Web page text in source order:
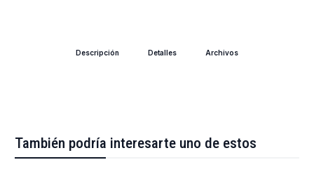
Descripción Detalles Archivos
También podría interesarte uno de estos